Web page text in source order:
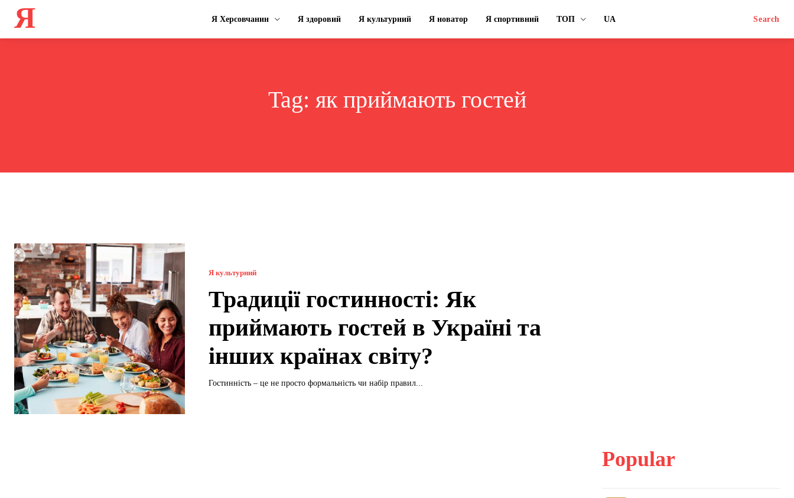
Я Я Херсовчанин Я здоровий Я культурний Я новатор Я спортивний ТОП UA Search
Tag: як приймають гостей
Я культурний
Традиції гостинності: Як
приймають гостей в Україні та
інших країнах світу?
Гостинність – це не просто формальність чи набір правил...
Popular